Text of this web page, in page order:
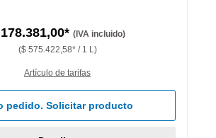
(IVA incluido)
($ 575.422,58* / 1 L)
Artículo de tarifas
pedido. Solicitar producto